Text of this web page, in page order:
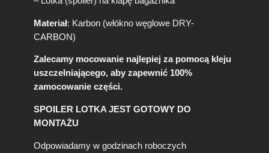
y
e
Materiał: Karbon (włókno węglowe DRY-
CARBON)
Zalecamy mocowanie najlepiej za pomocą kleju
uszczelniającego, aby zapewnić 100%
zamocowanie części.
SPOILER LOTKA JEST GOTOWY DO
MONTAŻU
Odpowiadamy w godzinach roboczych